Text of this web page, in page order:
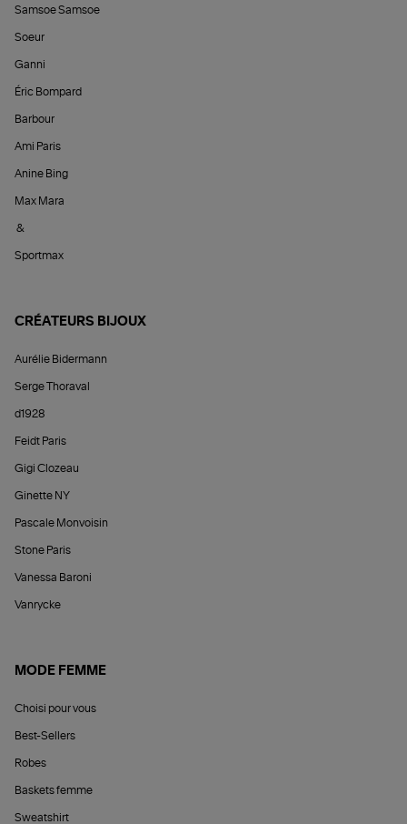
Samsoe Samsoe
Soeur
Ganni
Éric Bompard
Barbour
Ami Paris
Anine Bing
Max Mara
&
Sportmax
CRÉATEURS BIJOUX
Aurélie Bidermann
Serge Thoraval
d1928
Feidt Paris
Gigi Clozeau
Ginette NY
Pascale Monvoisin
Stone Paris
Vanessa Baroni
Vanrycke
MODE FEMME
Choisi pour vous
Best-Sellers
Robes
Baskets femme
Sweatshirt